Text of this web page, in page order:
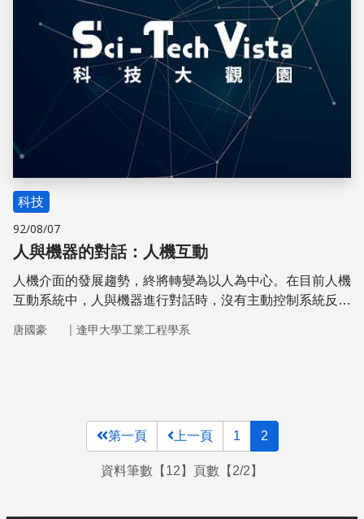
科技
92/08/07
人與機器的對話：人機互動
人機介面的發展趨勢，終將轉變為以人為中心。在目前人機
互動系統中，人與機器進行對話時，沒有主動控制系統反應
人的各種動作做出反應。
唐國豪 ｜ 逢甲大學工業工程學系
第一頁 上一頁 1 2
資料筆數【12】頁數【2/2】